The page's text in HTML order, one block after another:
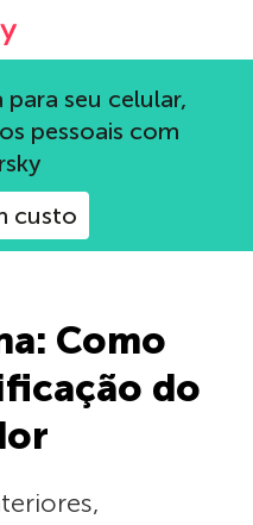
da Kaspersky
seu celular,
pessoais com
custo
Como
do